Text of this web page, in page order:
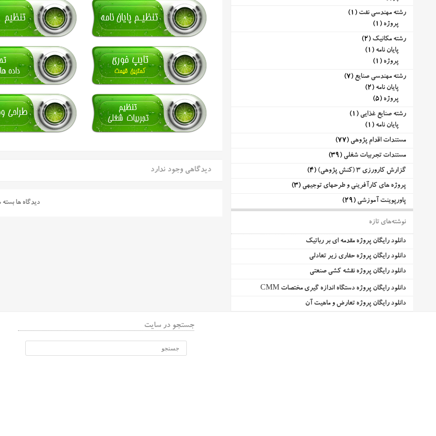
دیدگاهی وجود ندارد
دیدگاه ها
رشته مهندسی نفت (1)
پروژه (1)
رشته مکانیک (2)
پایان نامه (1)
پروژه (1)
رشته مهندسی صنایع (7)
پایان نامه (2)
پروژه (5)
رشته صنایع غذایی (1)
پایان نامه (1)
مستندات اقدام پژوهی (77)
مستندات تجربیات شغلی (39)
گزارش کارورزی 3 (کنش پژوهی)
(4)
پروژه های کارآفرینی و طرحهای توجیهی (3)
پاورپوینت آموزشی (29)
نوشته‌های تازه
دانلود رایگان پروژه مقدمه ای بر رباتیک
دانلود رایگان پروژه حفاری زیر تعادلی
دانلود رایگان پروژه نقشه کشی صنعتی
دانلود رایگان پروژه دستگاه اندازه گیری مختصات CMM
دانلود رایگان پروژه تعارض و ماهیت آن
جستجو در سایت